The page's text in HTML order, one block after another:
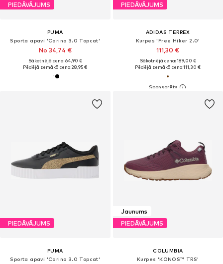
PIEDĀVĀJUMS
PUMA
Sporta apavi 'Carina 3.0 Topcat'
No 34,74 €
Sākotnējā cena: 64,90 €
Pēdējā zemākā cena:28,95 €
PIEDĀVĀJUMS
ADIDAS TERREX
Kurpes 'Free Hiker 2.0'
111,30 €
Sākotnējā cena: 189,00 €
Pēdējā zemākā cena:111,30 €
PIEDĀVĀJUMS
PUMA
Sporta apavi 'Carina 3.0 Topcat'
Jaunums
PIEDĀVĀJUMS
COLUMBIA
Kurpes 'KONOS™ TRS'